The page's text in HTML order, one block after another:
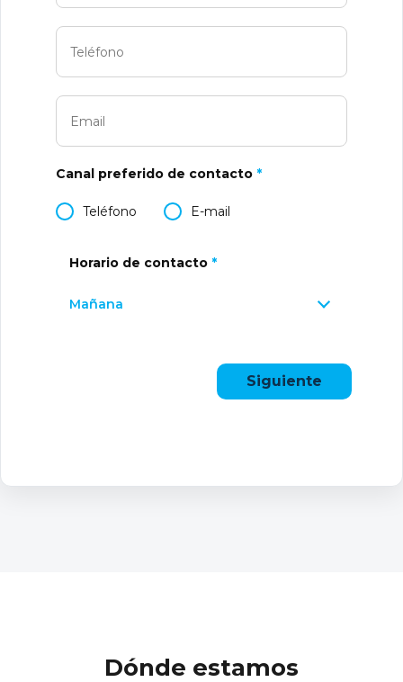
Canal preferido de contacto *
Teléfono E-mail
Horario de contacto *
Mañana
Dónde estamos